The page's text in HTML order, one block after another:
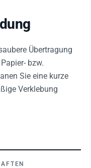
Übertragung
bzw.
Sie eine kurze
Verklebung